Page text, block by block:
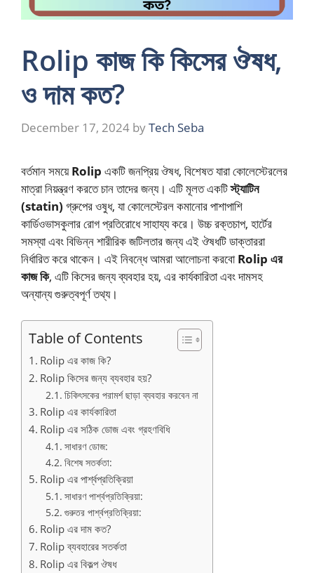
Rolip কাজ কি কিসের ঔষধ,
ও দাম কত?
December 17, 2024 byTech Seba
বর্তমান সময়েRolip একটি জনপ্রিয় ঔষধ, বিশেষত যারা কোলেস্টেরলের
মাত্রা নিয়ন্ত্রণ করতে চান তাদের জন্য। এটি মূলত একটিস্ট্যাটিন
(statin) গ্রুপের ওষুধ, যা কোলেস্টেরল কমানোর পাশাপাশি
কার্ডিওভাসকুলার রোগ প্রতিরোধে সাহায্য করে। উচ্চ রক্তচাপ, হার্টের
সমস্যা এবং বিভিন্ন শারীরিক জটিলতার জন্য এই ঔষধটি ডাক্তাররা
নির্ধারিত করে থাকেন। এই নিবন্ধে আমরা আলোচনা করবোRolip এর
কাজ কি, এটি কিসের জন্য ব্যবহার হয়, এর কার্যকারিতা এবং দামসহ
অন্যান্য গুরুত্বপূর্ণ তথ্য।
Table of Contents
Rolip এর কাজ কি?
Rolip কিসের জন্য ব্যবহার হয়?
চিকিৎসকের পরামর্শ ছাড়া ব্যবহার করবেন না
Rolip এর কার্যকারিতা
Rolip এর সঠিক ডোজ এবং গ্রহণবিধি
সাধারণ ডোজ:
বিশেষ সতর্কতা:
Rolip এর পার্শ্বপ্রতিক্রিয়া
সাধারণ পার্শ্বপ্রতিক্রিয়া:
গুরুতর পার্শ্বপ্রতিক্রিয়া:
Rolip এর দাম কত?
Rolip ব্যবহারের সতর্কতা
Rolip এর বিকল্প ঔষধ